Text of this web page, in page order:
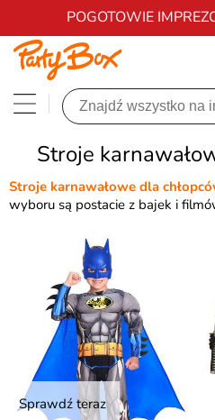
POGOTOWIE
Darmowa dostawa na
Stroje
Stroje karnawałowe dla
wyboru są postacie z bajek i
wojownik Jedi – dzięki nim Twój
Stroje karnawałowe dla
również na inne imprezy
Sylwestra.
Sprawdź teraz